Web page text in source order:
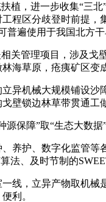
，进一步收集“三北
程区分歧登时前提
遍使用于我国北方干
管理项目，涉及戈
海草原，疮痍矿区变
机械大规模铺设沙
壁锁边林草带贯通工
障”取“生态大数据
护、数字化监管等
法、及时节制的
，立异产物取机械
利。